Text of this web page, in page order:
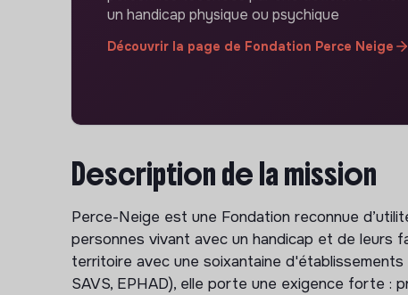
un handicap physique ou psychique
Découvrir la page de Fondation Perce Neige
Description de la mission
Perce-Neige est une Fondation reconnue
personnes vivant avec un handicap et de leurs
territoire avec une soixantaine d'établissements
SAVS, EPHAD), elle porte une exigence forte :